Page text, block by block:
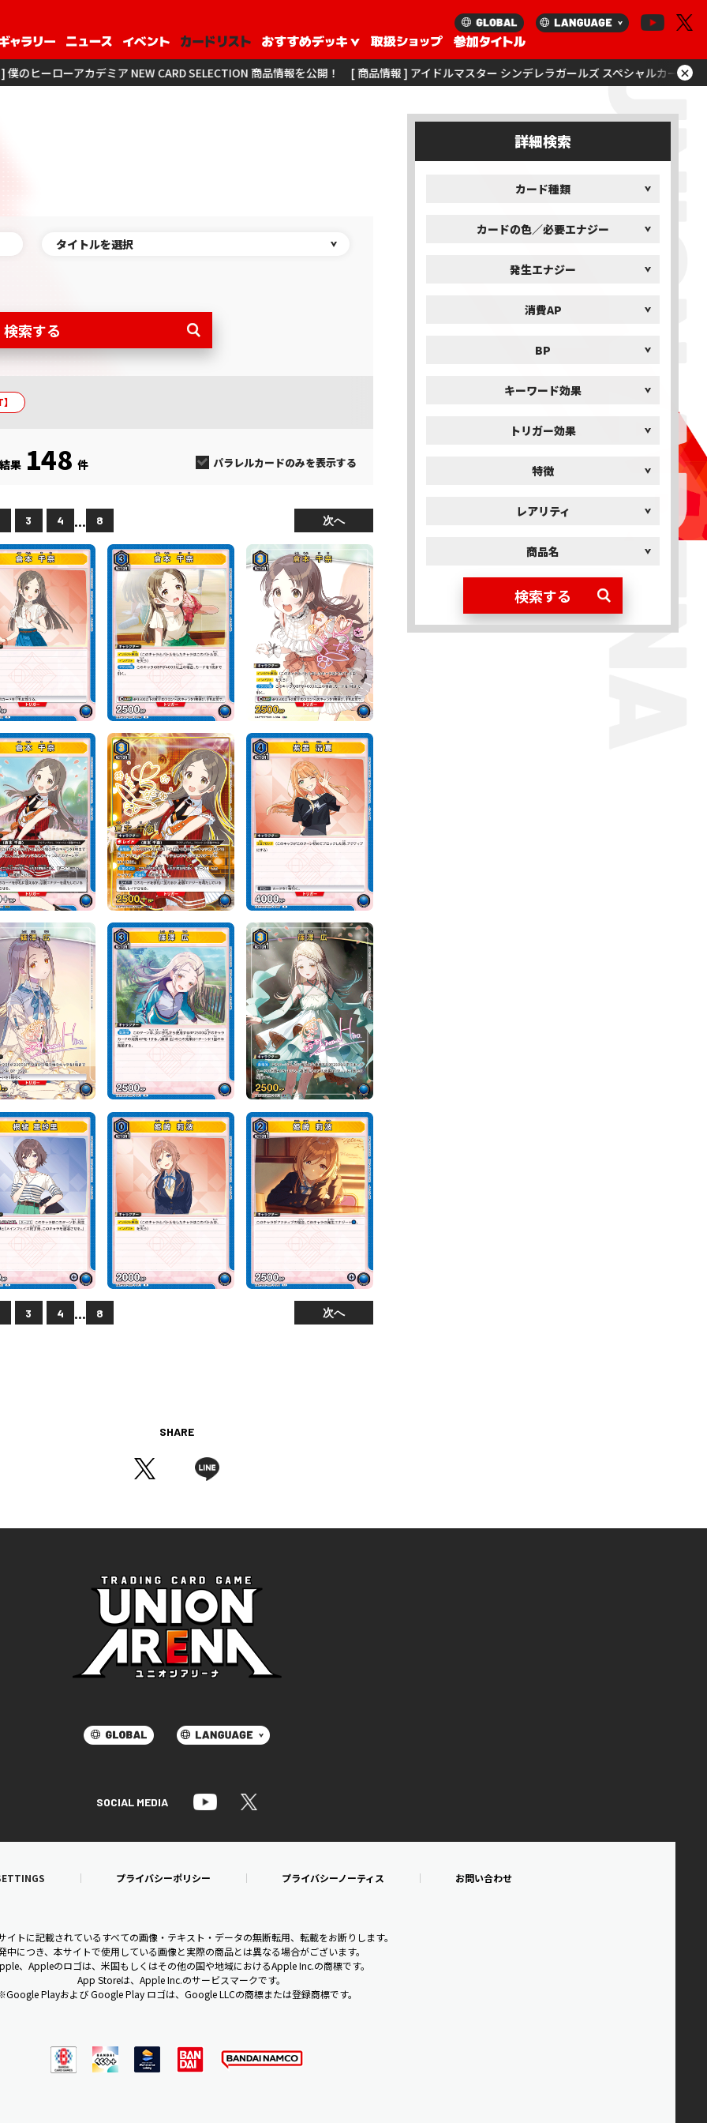
ミア NEW CARD SELECTION 商品情報を公開！ [ 商品情報 ] アイドルマスター シンデレラガールズ スペシャルカードサプライセットを更
×
タイトルを選択
詳細検索
カード種類
カードの色／必要エナジー
発生エナジー
消費AP
BP
キーワード効果
トリガー効果
特徴
レアリティ
商品名
果 148 件 パラレルカードのみを表示する
3 4 ... 8 次へ
3 4 ... 8 次へ
SHARE
SOCIAL MEDIA
プライバシーポリシー プライバシーノーティス お問い合わせ
イトに記載されているすべての画像・テキスト・データの無断転用、転載をお断りします。
中につき、本サイトで使用している画像と実際の商品とは異なる場合がございます。
、Appleのロゴは、米国もしくはその他の国や地域におけるApple Inc.の商標です。
App Storeは、Apple Inc.のサービスマークです。
Playおよび Google Play ロゴは、Google LLCの商標または登録商標です。